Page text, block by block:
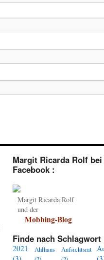
Margit Ricarda Rolf bei
Facebook :
Margit Ricarda Rolf
und der
Mobbing-Blog
Finde nach Schlagwort
2021
Ahlhaus
Aufsichtsrat